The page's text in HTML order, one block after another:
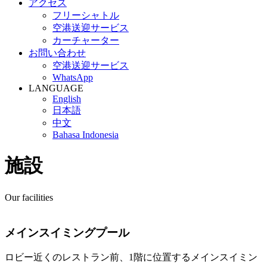
アクセス
フリーシャトル
空港送迎サービス
カーチャーター
お問い合わせ
空港送迎サービス
WhatsApp
LANGUAGE
English
日本語
中文
Bahasa Indonesia
施設
Our facilities
メインスイミングプール
ロビー近くのレストラン前、1階に位置するメインスイミン